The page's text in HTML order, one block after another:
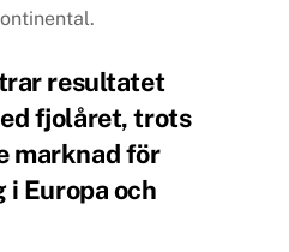
resultatet
fjolåret, trots
marknad för
Europa och